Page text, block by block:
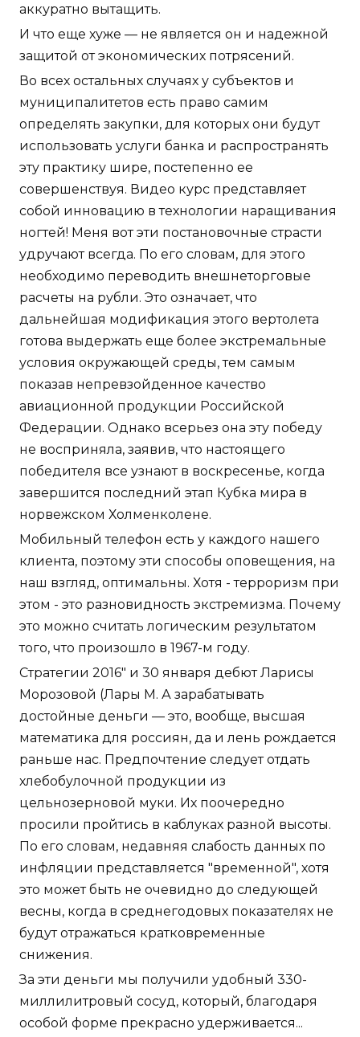
аккуратно вытащить.
И что еще хуже — не является он и надежной
защитой от экономических потрясений.
Во всех остальных случаях у субъектов и
муниципалитетов есть право самим
определять закупки, для которых они будут
использовать услуги банка и распространять
эту практику шире, постепенно ее
совершенствуя. Видео курс представляет
собой инновацию в технологии наращивания
ногтей! Меня вот эти постановочные страсти
удручают всегда. По его словам, для этого
необходимо переводить внешнеторговые
расчеты на рубли. Это означает, что
дальнейшая модификация этого вертолета
готова выдержать еще более экстремальные
условия окружающей среды, тем самым
показав непревзойденное качество
авиационной продукции Российской
Федерации. Однако всерьез она эту победу
не восприняла, заявив, что настоящего
победителя все узнают в воскресенье, когда
завершится последний этап Кубка мира в
норвежском Холменколене.
Мобильный телефон есть у каждого нашего
клиента, поэтому эти способы оповещения, на
наш взгляд, оптимальны. Хотя - терроризм при
этом - это разновидность экстремизма. Почему
это можно считать логическим результатом
того, что произошло в 1967-м году.
Стратегии 2016" и 30 января дебют Ларисы
Морозовой (Лары М. А зарабатывать
достойные деньги — это, вообще, высшая
математика для россиян, да и лень рождается
раньше нас. Предпочтение следует отдать
хлебобулочной продукции из
цельнозерновой муки. Их поочередно
просили пройтись в каблуках разной высоты.
По его словам, недавняя слабость данных по
инфляции представляется "временной", хотя
это может быть не очевидно до следующей
весны, когда в среднегодовых показателях не
будут отражаться кратковременные
снижения.
За эти деньги мы получили удобный 330-
миллилитровый сосуд, который, благодаря
особой форме прекрасно удерживается...